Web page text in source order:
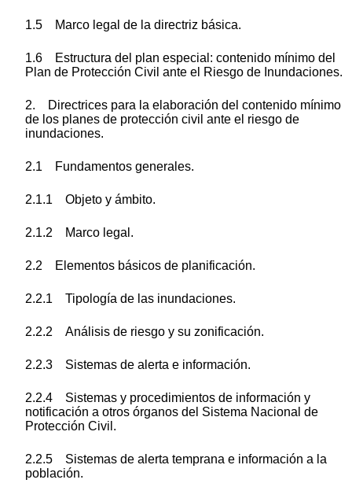
1.5 Marco legal de la directriz básica.
1.6 Estructura del plan especial: contenido mínimo del
Plan de Protección Civil ante el Riesgo de Inundaciones.
2. Directrices para la elaboración del contenido mínimo
de los planes de protección civil ante el riesgo de
inundaciones.
2.1 Fundamentos generales.
2.1.1 Objeto y ámbito.
2.1.2 Marco legal.
2.2 Elementos básicos de planificación.
2.2.1 Tipología de las inundaciones.
2.2.2 Análisis de riesgo y su zonificación.
2.2.3 Sistemas de alerta e información.
2.2.4 Sistemas y procedimientos de información y
notificación a otros órganos del Sistema Nacional de
Protección Civil.
2.2.5 Sistemas de alerta temprana e información a la
población.